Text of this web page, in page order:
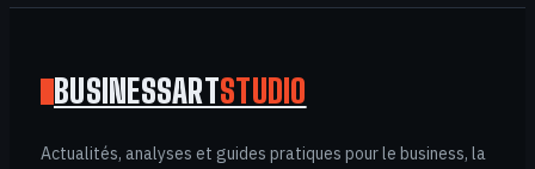
BUSINESSARTSTUDIO
Actualités, analyses et guides pratiques pour le business, la